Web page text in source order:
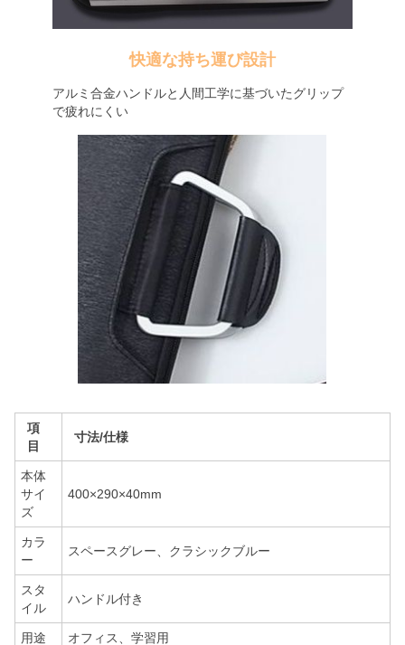
快適な持ち運び設計
アルミ合金ハンドルと人間工学に基づいたグリップ
で疲れにくい
項
目
寸法/仕様
本体
サイ
ズ
400×290×40mm
カラ
ー
スペースグレー、クラシックブルー
スタ
イル
ハンドル付き
用途 オフィス、学習用